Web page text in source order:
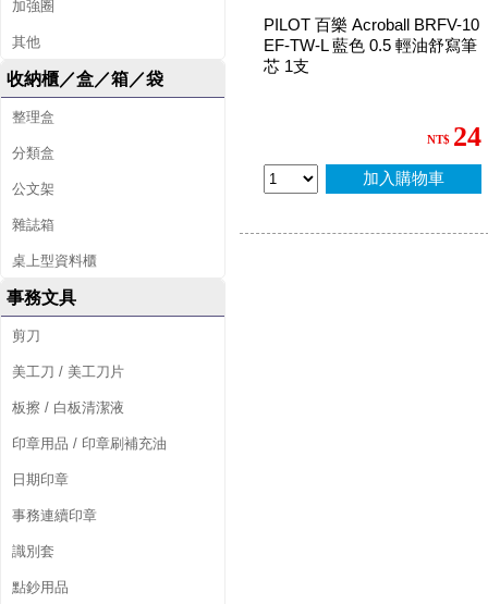
加強圈
其他
收納櫃／盒／箱／袋
整理盒
分類盒
公文架
雜誌箱
桌上型資料櫃
事務文具
剪刀
美工刀 / 美工刀片
板擦 / 白板清潔液
印章用品 / 印章刷補充油
日期印章
事務連續印章
識別套
點鈔用品
PILOT 百樂 Acroball BRFV-10
EF-TW-L 藍色 0.5 輕油舒寫筆
芯 1支
NT$ 24
加入購物車